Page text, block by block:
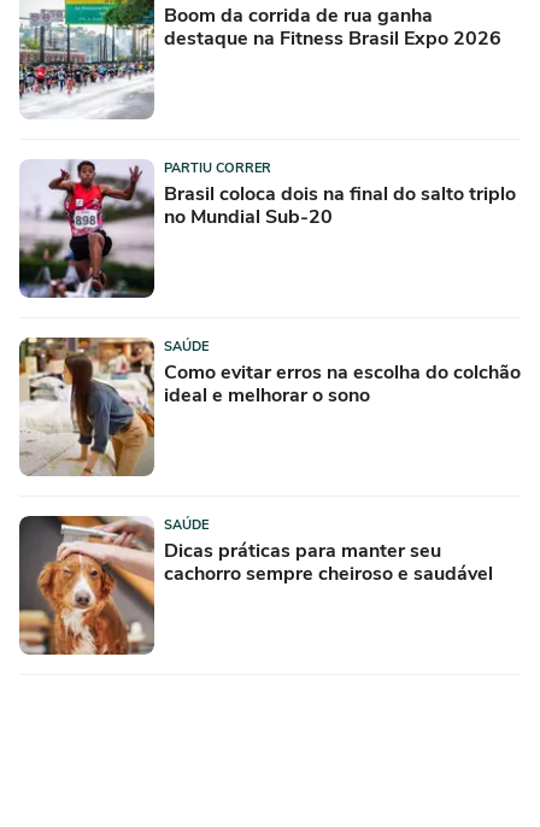
Boom da corrida de rua ganha
destaque na Fitness Brasil Expo 2026
PARTIU CORRER
Brasil coloca dois na final do salto triplo
no Mundial Sub-20
SAÚDE
Como evitar erros na escolha do colchão
ideal e melhorar o sono
SAÚDE
Dicas práticas para manter seu
cachorro sempre cheiroso e saudável